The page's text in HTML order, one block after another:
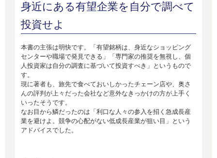
身近にある有望企業を自分で調べて
投資せよ
本書の主張は明快です。「有望銘柄は、身近なショッピング
センターや職場で発見できる」「専門家の推奨を無視し、個
人投資家は自分の調査に基づいて投資すべき」というもので
す。
現に著者も、旅先で食べておいしかったチェーン店や、奥さ
んの評判が上々だった会社など意外なきっかけの方が上手く
いったそうです。
なお目から鱗だったのは「利口な人々の参入を招く急成長産
業を避けよ。競争の心配がない低成長産業が狙い目」という
アドバイスでした。